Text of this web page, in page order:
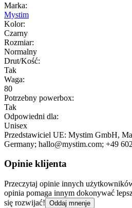
Marka:
Mystim
Kolor:
Czarny
Rozmiar:
Normalny
Drut/Kość:
Tak
Waga:
80
Potrzebny powerbox:
Tak
Odpowiedni dla:
Unisex
Przedstawiciel UE: Mystim GmbH,
Germany; hallo@mystim.com; +49
Opinie klijenta
Przeczytaj opinie innych
opinia pomaga innym dokonywać
się rozwijać! Oddaj mnenje